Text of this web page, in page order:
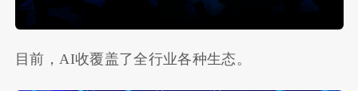
目前，AI收覆盖了全行业各种生态。